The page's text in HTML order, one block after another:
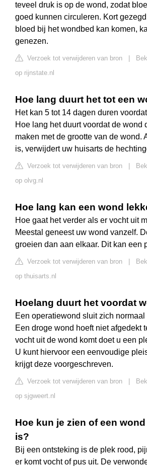
teveel druk is op de wond, zodat
goed kunnen circuleren. Kort
bloed bij het wondbed kan komen,
genezen.
Verzoek tot verwijderen van bron
op rijnstate.nl
Hoe lang duurt het tot een
Het kan 5 tot 14 dagen duren
Hoe lang het duurt voordat de wond
maken met de grootte van de wond.
is, verwijdert uw huisarts de
Verzoek tot verwijderen van bron
op olvg.nl
Hoe lang kan een wond
Hoe gaat het verder als er vocht uit
Meestal geneest uw wond vanzelf.
groeien dan aan elkaar. Dit kan een
Verzoek tot verwijderen van bron
op thuisarts.nl
Hoelang duurt het voordat
Een operatiewond sluit zich normaal
Een droge wond hoeft niet afgedekt
vocht uit de wond komt doet u een
U kunt hiervoor een eenvoudige
krijgt deze voorgeschreven.
Verzoek tot verwijderen van bron
op sjgweert.nl
Hoe kun je zien of een
is?
Bij een ontsteking is de plek rood,
er komt vocht of pus uit. De